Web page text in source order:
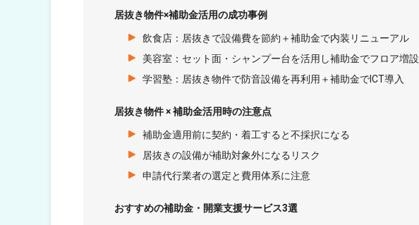
居抜き物件×補助金活用の成功事例
飲食店：居抜きで設備費を節約＋補助金で内装リニューアル
美容室：セット面・シャンプー台を活用し補助金でフロア増設
学習塾：居抜き物件で防音設備を再利用＋補助金でICT導入
居抜き物件 × 補助金活用時の注意点
補助金適用前に契約・着工すると不採択になる
居抜きの設備が補助対象外になるリスク
申請代行業者の選定と費用体系に注意
おすすめの補助金・開業支援サービス3選